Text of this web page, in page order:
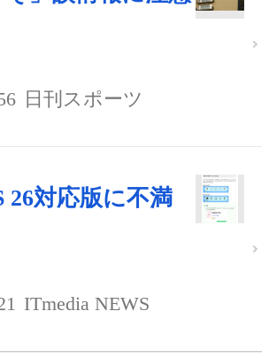
日刊スポーツ
26対応版に不満
ITmedia NEWS